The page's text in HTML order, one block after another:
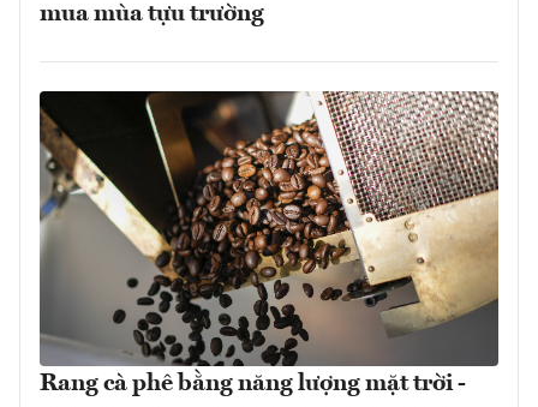
mua mùa tựu trường
Rang cà phê bằng năng lượng mặt trời -